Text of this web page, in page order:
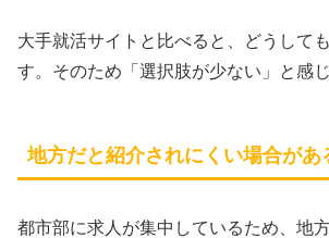
大手就活サイトと比べると、どうして
す。そのため「選択肢が少ない」と感
地方だと紹介されにくい場合があ
都市部に求人が集中しているため、地